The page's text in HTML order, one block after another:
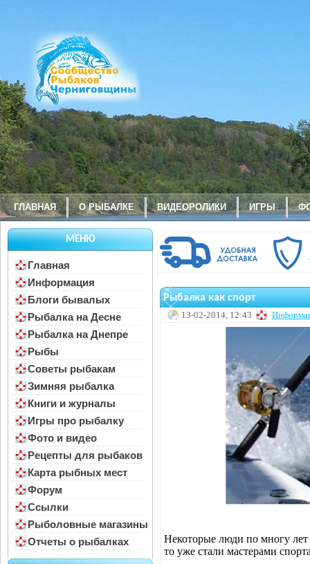
ГЛАВНАЯ О РЫБАЛКЕ ВИДЕОРОЛИКИ ИГРЫ
МЕНЮ
Главная
Информация
Блоги бывалых
Рыбалка на Десне
Рыбалка на Днепре
Рыбы
Советы рыбакам
Зимняя рыбалка
Книги и журналы
Игры про рыбалку
Фото и видео
Рецепты для рыбаков
Карта рыбных мест
Форум
Ссылки
Рыболовные магазины
Отчеты о рыбалках
Рыбалка как спорт
13-02-2014, 12:43
Некоторые люди по многу
то уже стали мастерами